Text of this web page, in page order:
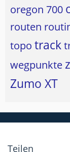
oregon 700
routen
topo track
wegpunkte
Zumo XT
Teilen